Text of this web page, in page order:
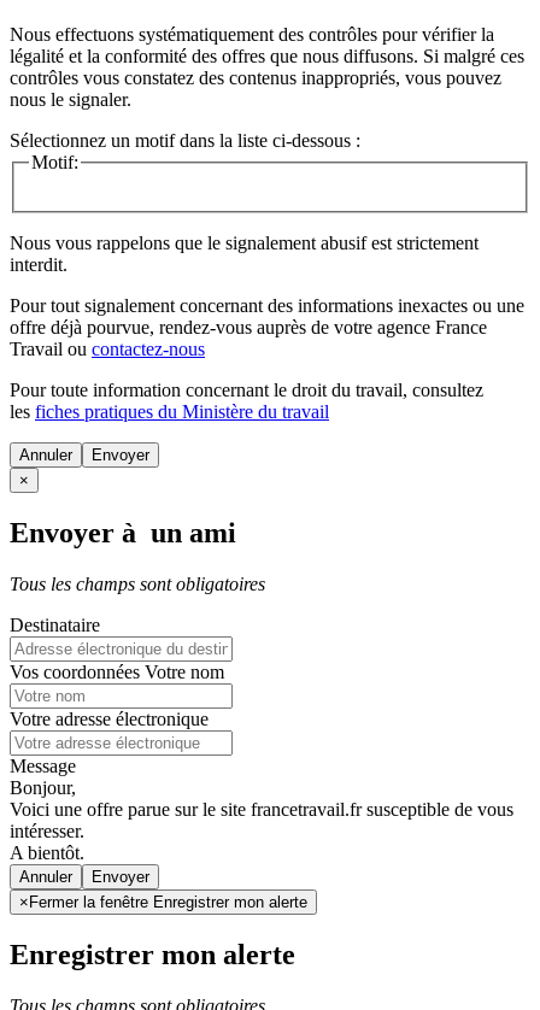
Nous effectuons systématiquement des contrôles pour vérifier la
légalité et la conformité des offres que nous diffusons. Si malgré ces
contrôles vous constatez des contenus inappropriés, vous pouvez
nous le signaler.
Sélectionnez un motif dans la liste ci-dessous :
Motif:
Nous vous rappelons que le signalement abusif est strictement
interdit.
Pour tout signalement concernant des informations inexactes ou une
offre déjà pourvue, rendez-vous auprès de votre agence France
Travail ou contactez-nous
Pour toute information concernant le droit du travail, consultez
les fiches pratiques du Ministère du travail
Annuler
×
Envoyer à un ami
Tous les champs sont obligatoires
Destinataire
Vos coordonnées Votre nom
Votre adresse électronique
Message
Bonjour,
Voici une offre parue sur le site francetravail.fr susceptible de vous
intéresser.
A bientôt.
Annuler
× Fermer la fenêtre Enregistrer mon alerte
Enregistrer mon alerte